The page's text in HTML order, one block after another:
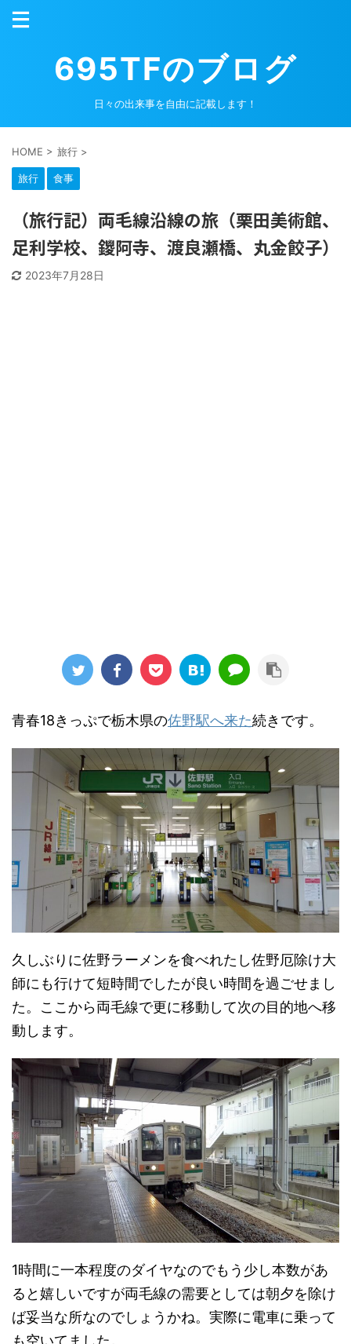
695TFのブログ
日々の出来事を自由に記載します！
HOME > 旅行 >
旅行 食事
（旅行記）両毛線沿線の旅（栗田美術館、
足利学校、鑁阿寺、渡良瀬橋、丸金餃子）
2023年7月28日
青春18きっぷで栃木県の佐野駅へ来た続きです。
久しぶりに佐野ラーメンを食べれたし佐野厄除け大
師にも行けて短時間でしたが良い時間を過ごせまし
た。ここから両毛線で更に移動して次の目的地へ移
動します。
1時間に一本程度のダイヤなのでもう少し本数があ
ると嬉しいですが両毛線の需要としては朝夕を除け
ば妥当な所なのでしょうかね。実際に電車に乗って
も空いてました。